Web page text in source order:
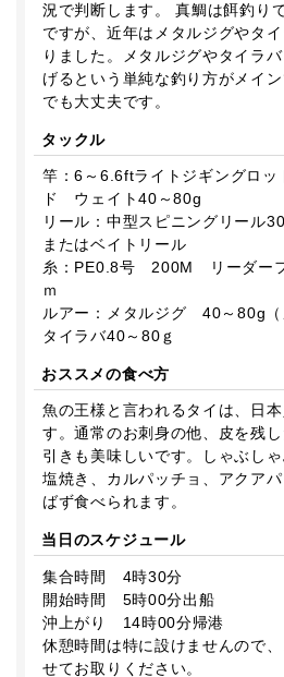
況で判断します。 真鯛は餌釣り
ですが、近年はメタルジグやタ
りました。メタルジグやタイラ
げるという単純な釣り方がメイ
でも大丈夫です。
タックル
竿：6～6.6ftライトジギングロッ
ド ウェイト40～80g
リール：中型スピニングリール
またはベイトリール
糸：PE0.8号 200M リーダー
ｍ
ルアー：メタルジグ 40～80g（
タイラバ40～80ｇ
おススメの食べ方
魚の王様と言われるタイは、日
す。通常のお刺身の他、皮を残
引きも美味しいです。しゃぶしゃ
塩焼き、カルパッチョ、アクア
ばず食べられます。
当日のスケジュール
集合時間 4時30分
開始時間 5時00分出船
沖上がり 14時00分帰港
休憩時間は特に設けませんので
せてお取りください。